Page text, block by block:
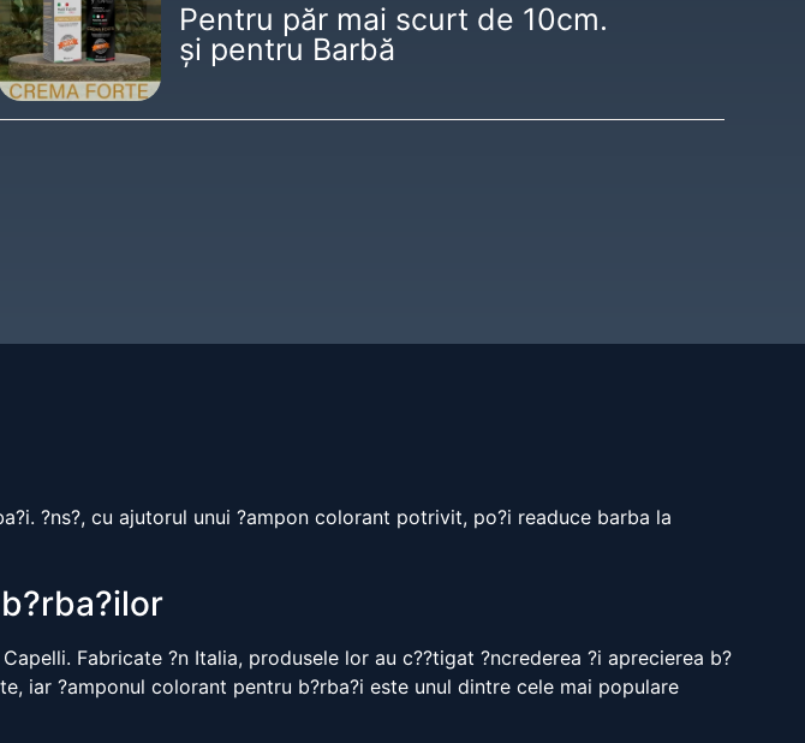
Pentru păr mai scurt de 10cm.
și pentru Barbă
?ns?, cu ajutorul unui ?ampon colorant potrivit, po?i readuce barba la
Fabricate ?n Italia, produsele lor au c??tigat ?ncrederea ?i aprecierea b?
iar ?amponul colorant pentru b?rba?i este unul dintre cele mai populare